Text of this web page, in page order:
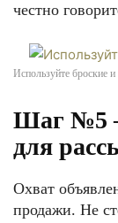
честно
Используйте броские
Шаг №5 –
для
Охват
продажи. Не